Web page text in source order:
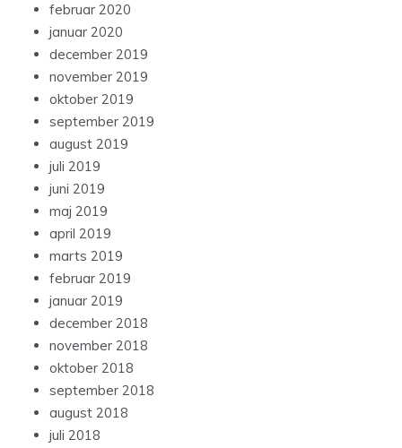
februar 2020
januar 2020
december 2019
november 2019
oktober 2019
september 2019
august 2019
juli 2019
juni 2019
maj 2019
april 2019
marts 2019
februar 2019
januar 2019
december 2018
november 2018
oktober 2018
september 2018
august 2018
juli 2018